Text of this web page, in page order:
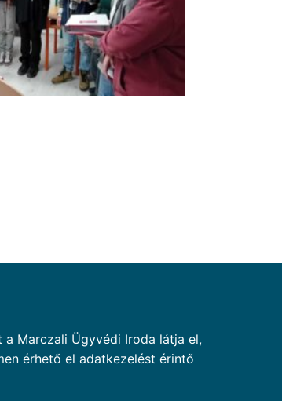
Marczali Ügyvédi Iroda látja el,
érhető el adatkezelést érintő